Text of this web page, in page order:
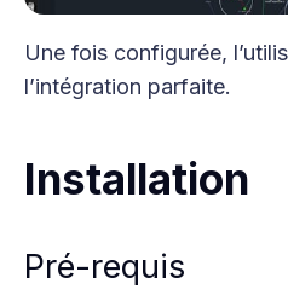
Une fois configurée,
l’intégration parfaite.
Installation
Pré-requis